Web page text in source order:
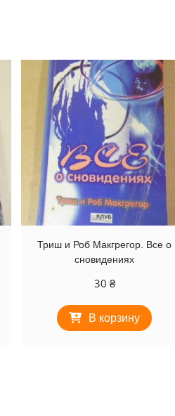
Триш и Роб Макгрегор. Все о
сновидениях
30 ₴
В корзину